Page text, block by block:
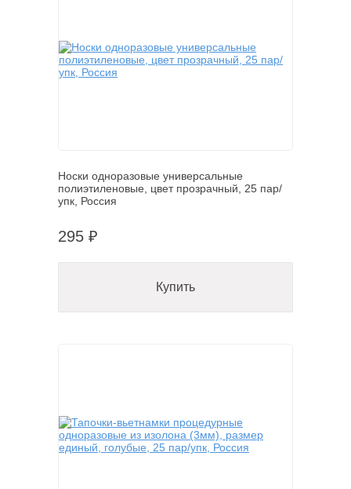
Носки одноразовые универсальные
полиэтиленовые, цвет прозрачный, 25 пар/
упк, Россия
295 ₽
Купить